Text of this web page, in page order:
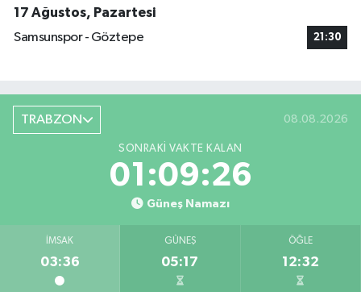
17 Ağustos, Pazartesi
Samsunspor - Göztepe
21:30
TRABZON 08.08.2026
SONRAKI VAKTE KALAN
01:09:25
Güneş Namazı
İMSAK
03:36
GÜNEŞ
05:17
ÖĞLE
12:32